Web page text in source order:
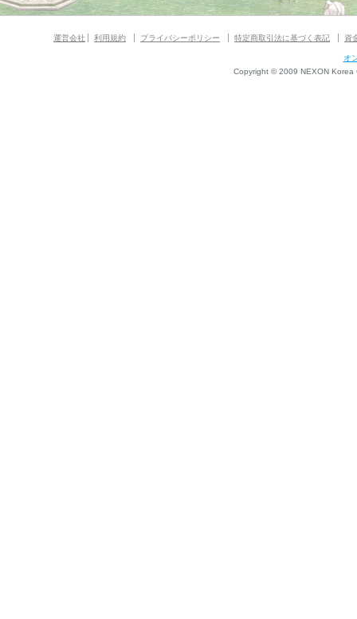
運営会社 利用規約 プライバシーポリシー 特定商取引法に基づく表記 資
オ
Copyright © 2009 NEXON Korea